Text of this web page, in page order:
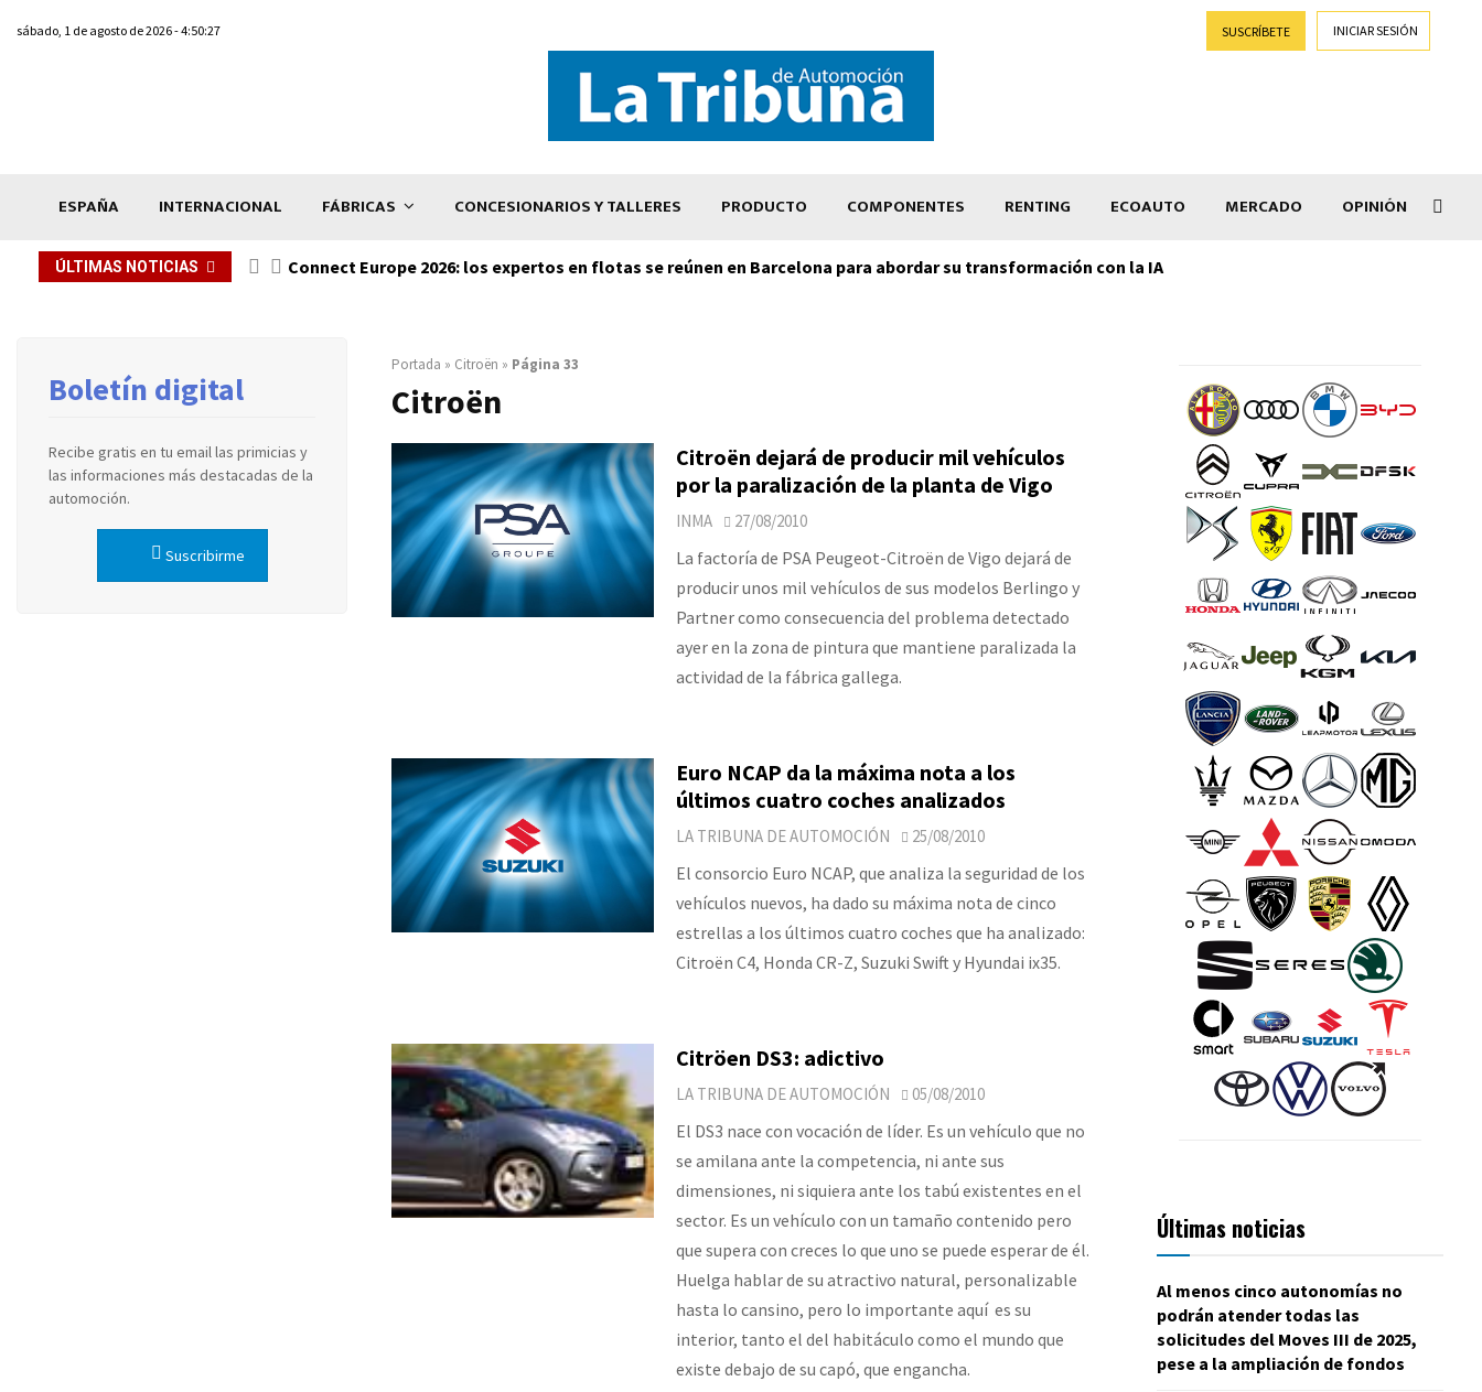
sábado, 1 de agosto de 2026 - 4:50:27 SUSCRÍBETE INICIAR SESIÓN
ESPAÑA INTERNACIONAL FÁBRICAS CONCESIONARIOS Y TALLERES PRODUCTO COMPONENTES RENTING ECOAUTO MERCADO OPINIÓN
ÚLTIMAS NOTICIAS Connect Europe 2026: los expertos en flotas se reúnen en Barcelona para abordar su transformación con la IA
Portada » Citroën » Página 33
Citroën
Citroën dejará de producir mil vehículos
por la paralización de la planta de Vigo
INMA 27/08/2010
La factoría de PSA Peugeot-Citroën de Vigo dejará de
producir unos mil vehículos de sus modelos Berlingo y
Partner como consecuencia del problema detectado
ayer en la zona de pintura que mantiene paralizada la
actividad de la fábrica gallega.
Euro NCAP da la máxima nota a los
últimos cuatro coches analizados
LA TRIBUNA DE AUTOMOCIÓN 25/08/2010
El consorcio Euro NCAP, que analiza la seguridad de los
vehículos nuevos, ha dado su máxima nota de cinco
estrellas a los últimos cuatro coches que ha analizado:
Citroën C4, Honda CR-Z, Suzuki Swift y Hyundai ix35.
Citröen DS3: adictivo
LA TRIBUNA DE AUTOMOCIÓN 05/08/2010
El DS3 nace con vocación de líder. Es un vehículo que no
se amilana ante la competencia, ni ante sus
dimensiones, ni siquiera ante los tabú existentes en el
sector. Es un vehículo con un tamaño contenido pero
que supera con creces lo que uno se puede esperar de él.
Huelga hablar de su atractivo natural, personalizable
hasta lo cansino, pero lo importante aquí es su
interior, tanto el del habitáculo como el mundo que
existe debajo de su capó, que engancha.
Boletín digital
Recibe gratis en tu email las primicias y
las informaciones más destacadas de la
automoción.
Suscribirme
Últimas noticias
Al menos cinco autonomías no
podrán atender todas las
solicitudes del Moves III de 2025,
pese a la ampliación de fondos